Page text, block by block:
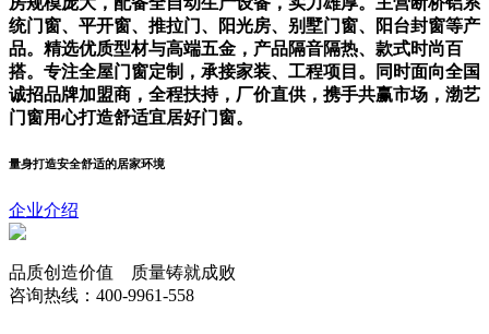
统门窗、平开窗、推拉门、阳光房、别墅门窗、阳台封窗等产
品。精选优质型材与高端五金，产品隔音隔热、款式时尚百
搭。专注全屋门窗定制，承接家装、工程项目。同时面向全国
诚招品牌加盟商，全程扶持，厂价直供，携手共赢市场，渤艺
门窗用心打造舒适宜居好门窗。
量身打造安全舒适的居家环境
企业介绍
品质创造价值 质量铸就成败
咨询热线：400-9961-558